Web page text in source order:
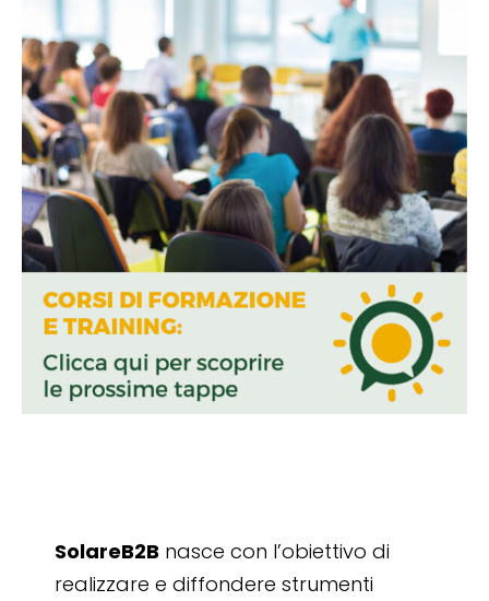
SolareB2B nasce con l’obiettivo di
realizzare e diffondere strumenti